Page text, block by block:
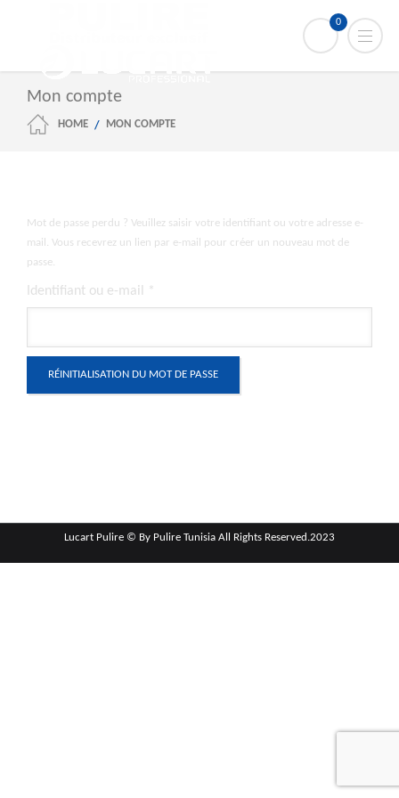
0
Mon compte
HOME MON COMPTE
Mot de passe perdu ? Veuillez saisir votre identifiant ou votre adresse e-
mail. Vous recevrez un lien par e-mail pour créer un nouveau mot de
passe.
Identifiant ou e-mail *
RÉINITIALISATION DU MOT DE PASSE
Lucart Pulire © By Pulire Tunisia All Rights Reserved.2023